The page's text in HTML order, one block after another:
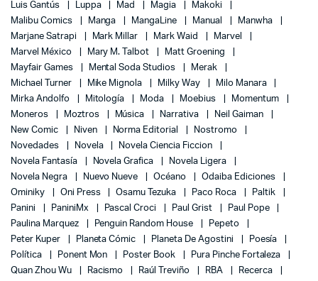
Luis Gantús
Luppa Mad Magia
Makoki
Malibu Comics
Manga MangaLine Manual
Manwha
Marjane Satrapi
Mark Millar Mark Waid
Marvel
Marvel México
Mary M. Talbot
Matt Groening
Mayfair Games
Mental Soda Studios
Merak
Michael Turner
Mike Mignola Milky Way
Milo Manara
Mirka Andolfo
Mitología Moda Moebius
Momentum
Moneros
Moztros Música Narrativa
Neil Gaiman
New Comic
Niven Norma Editorial
Nostromo
Novedades
Novela
Novela Ciencia Ficcion
Novela Fantasía
Novela Grafica
Novela Ligera
Novela Negra
Nuevo Nueve Océano
Odaiba Ediciones
Ominiky
Oni Press Osamu Tezuka Paco Roca
Paltik
Panini
PaniniMx Pascal Croci Paul Grist
Paul Pope
Paulina Marquez
Penguin Random House
Pepeto
Peter Kuper
Planeta Cómic Planeta De Agostini
Poesía
Política
Ponent Mon Poster Book
Pura Pinche Fortaleza
Quan Zhou Wu
Racismo Raúl Treviño RBA
Recerca